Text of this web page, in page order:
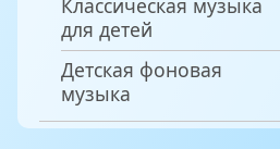
для детей
Детская фоновая
музыка